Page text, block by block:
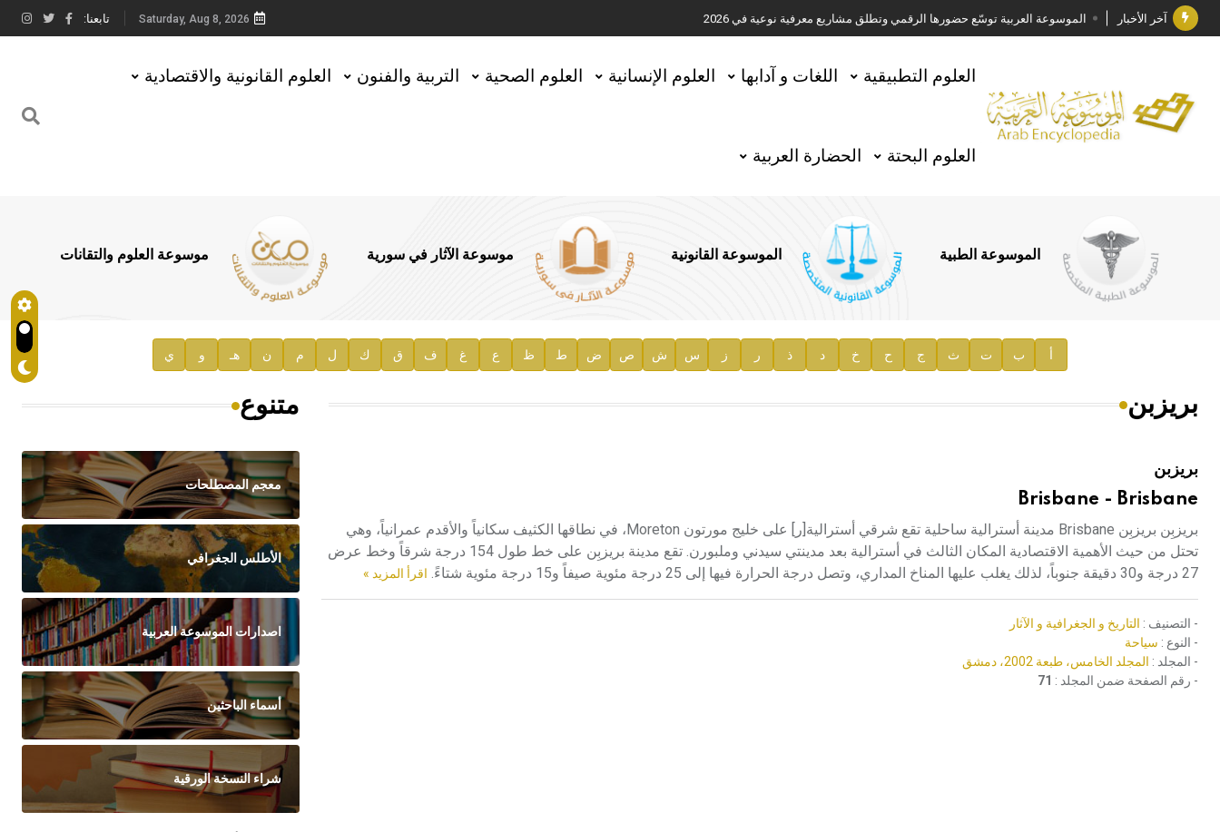
آخر الأخبار الموسوعة العربية توسّع حضورها الرقمي وتطلق مشاريع معرفية نوعية في 2026
جائزة مجمع الملك سلمان العالمي للغة العربية 2025
الأستاذ إياد خالد الطباع مدير عام لهيئة الموسوعة العربية
السيد محمد ياسين صالح وزيرا للثقافة
توصيات مجلس الإدارة
صدور المجلد السابع من موسوعة الآثار في سورية
إعلان..
Saturday, Aug 8, 2026 تابعنا:
العلوم التطبيقية اللغات و آدابها العلوم الإنسانية العلوم الصحية التربية والفنون العلوم القانونية والاقتصادية
العلوم البحتة الحضارة العربية
الموسوعة الطبية الموسوعة القانونية موسوعة الآثار في سورية موسوعة العلوم والتقانات
أ ب ت ث ج ح خ د ذ ر ز س ش ص ض ط ظ ع غ ف ق ك ل م ن هـ و ي
بريزبن
بريزبن
Brisbane - Brisbane
بريزبِن بريزبِن Brisbane مدينة أسترالية ساحلية تقع شرقي أسترالية[ر] على خليج مورتون Moreton، في نطاقها الكثيف سكانياً والأقدم عمرانياً، وهي
تحتل من حيث الأهمية الاقتصادية المكان الثالث في أسترالية بعد مدينتي سيدني وملبورن. تقع مدينة بريزبِن على خط طول 154 درجة شرقاً وخط عرض
27 درجة و30 دقيقة جنوباً، لذلك يغلب عليها المناخ المداري، وتصل درجة الحرارة فيها إلى 25 درجة مئوية صيفاً و15 درجة مئوية شتاءً.
اقرأ المزيد »
- التصنيف : التاريخ و الجغرافية و الآثار
- النوع : سياحة
- المجلد : المجلد الخامس، طبعة 2002، دمشق
- رقم الصفحة ضمن المجلد : 71
متنوع
معجم المصطلحات
الأطلس الجغرافي
اصدارات الموسوعة العربية
أسماء الباحثين
شراء النسخة الورقية